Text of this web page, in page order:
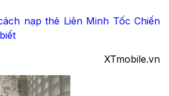
nạp thẻ Liên Minh Tốc Chiến
XTmobile.vn